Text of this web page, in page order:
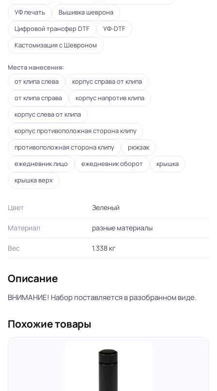
УФ печать
Вышивка шеврона
Цифровой трансфер DTF
УФ-DTF
Кастомизация с Шевроном
Места нанесения:
от клипа слева
корпус справа от клипа
от клипа справа
корпус напротив клипа
корпус слева от клипа
корпус противоположная сторона клипу
противоположная сторона клипу
рюкзак
ежедневник лицо
ежедневник оборот
крышка
крышка верх
Цвет Зеленый
Материал разные материалы
Вес 1.338 кг
Описание
ВНИМАНИЕ! Набор поставляется в разобранном виде.
Похожие товары